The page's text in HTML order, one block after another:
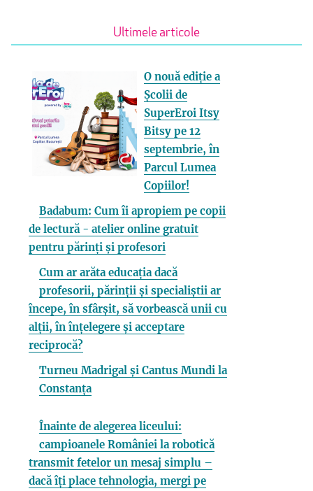
Ultimele articole
O nouă ediție a
Școlii de
SuperEroi Itsy
Bitsy pe 12
septembrie, în
Parcul Lumea
Copiilor!
Badabum: Cum îi apropiem pe copii
de lectură - atelier online gratuit
pentru părinți și profesori
Cum ar arăta educația dacă
profesorii, părinții și specialiștii ar
începe, în sfârșit, să vorbească unii cu
alții, în înțelegere și acceptare
reciprocă?
Turneu Madrigal și Cantus Mundi la
Constanța
Înainte de alegerea liceului:
campioanele României la robotică
transmit fetelor un mesaj simplu –
dacă îți place tehnologia, mergi pe